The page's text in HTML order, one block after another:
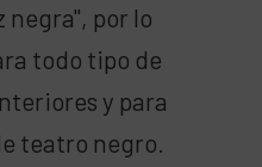
negra", por lo
todo tipo de
y para
teatro negro.